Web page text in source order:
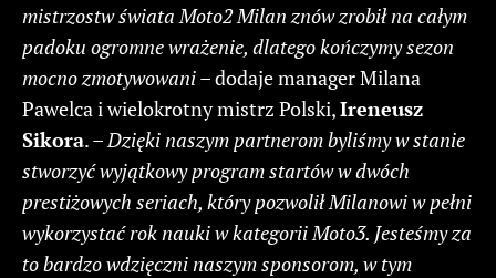
mistrzostw świata Moto2 Milan znów zrobił na całym
padoku ogromne wrażenie, dlatego kończymy sezon
mocno zmotywowani– dodaje manager Milana
Pawelca i wielokrotny mistrz Polski,Ireneusz
Sikora. – Dzięki naszym partnerom byliśmy w stanie
stworzyć wyjątkowy program startów w dwóch
prestiżowych seriach, który pozwolił Milanowi w pełni
wykorzystać rok nauki w kategorii Moto3. Jesteśmy za
to bardzo wdzięczni naszym sponsorom, w tym